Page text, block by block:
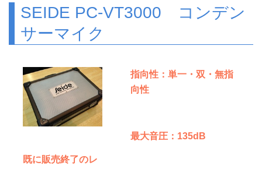
SEIDE PC-VT3000 コンデン
サーマイク
既に販売終了のレ
指向性 ：単一・双・無指
向性
最大音圧 ：135dB